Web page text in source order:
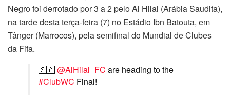
Negro foi derrotado por 3 a 2 pelo Al Hilal (Arábia Saudita),
na tarde desta terça-feira (7) no Estádio Ibn Batouta, em
Tânger (Marrocos), pela semifinal do Mundial de Clubes
da Fifa.
🇸🇦@AlHilal_FC are heading to the
#ClubWC Final!